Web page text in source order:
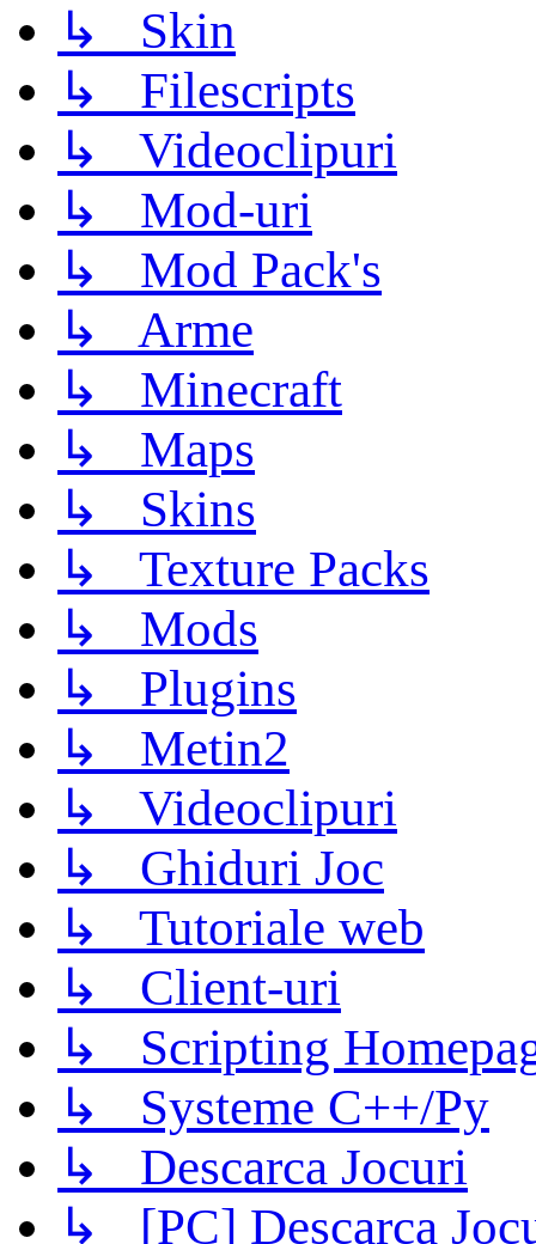
↳ Skin
↳ Filescripts
↳ Videoclipuri
↳ Mod-uri
↳ Mod Pack's
↳ Arme
↳ Minecraft
↳ Maps
↳ Skins
↳ Texture Packs
↳ Mods
↳ Plugins
↳ Metin2
↳ Videoclipuri
↳ Ghiduri Joc
↳ Tutoriale web
↳ Client-uri
↳ Scripting
↳ Systeme C++/Py
↳ Descarca Jocuri
↳ [PC] Descarca